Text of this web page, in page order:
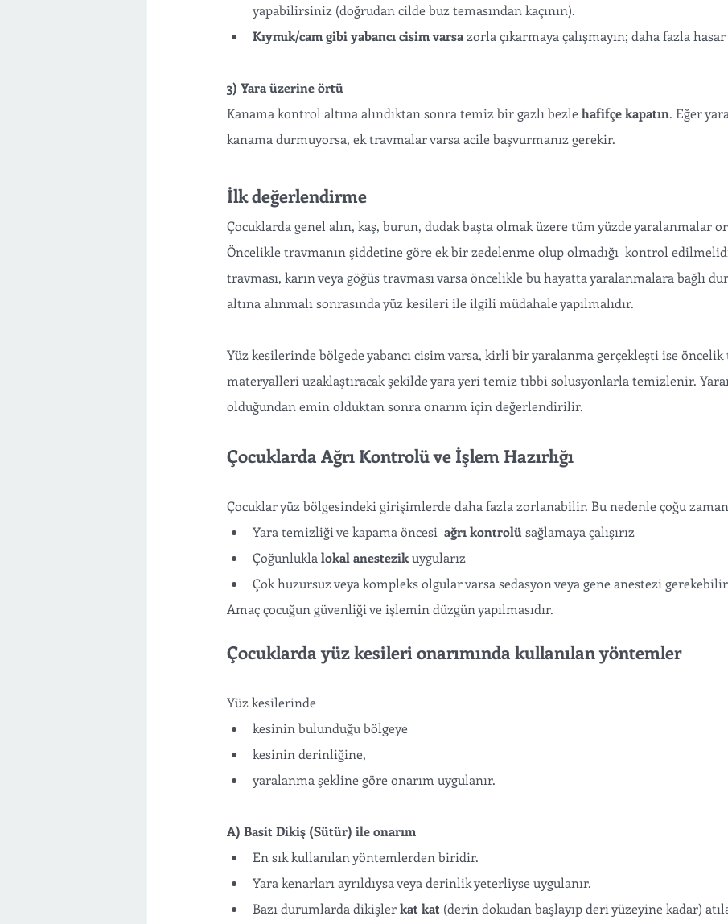
yapabilirsiniz (doğrudan cilde buz temasından kaçının).
Kıymık/cam gibi yabancı cisim varsa zorla çıkarmaya çalışmayın; daha fazla
3) Yara üzerine örtü
Kanama kontrol altına alındıktan sonra temiz bir gazlı bezle hafifçe kapatın. Eğer
kanama durmuyorsa, ek travmalar varsa acile başvurmanız gerekir.
İlk değerlendirme
Çocuklarda genel alın, kaş, burun, dudak başta olmak üzere tüm yüzde yaralanmalar
Öncelikle travmanın şiddetine göre ek bir zedelenme olup olmadığı  kontrol
travması, karın veya göğüs travması varsa öncelikle bu hayatta yaralanmalara bağlı
altına alınmalı sonrasında yüz kesileri ile ilgili müdahale yapılmalıdır.
Yüz kesilerinde bölgede yabancı cisim varsa, kirli bir yaralanma gerçekleşti ise öncelik
materyalleri uzaklaştıracak şekilde yara yeri temiz tıbbi solusyonlarla temizlenir.
olduğundan emin olduktan sonra onarım için değerlendirilir.
Çocuklarda Ağrı Kontrolü ve İşlem Hazırlığı
Çocuklar yüz bölgesindeki girişimlerde daha fazla zorlanabilir. Bu nedenle çoğu
Yara temizliği ve kapama öncesi ağrı kontrolü sağlamaya çalışırız
Çoğunlukla lokal anestezik uygularız
Çok huzursuz veya kompleks olgular varsa sedasyon veya gene anestezi
Amaç çocuğun güvenliği ve işlemin düzgün yapılmasıdır.
Çocuklarda yüz kesileri onarımında kullanılan yöntemler
Yüz kesilerinde
kesinin bulunduğu bölgeye
kesinin derinliğine,
yaralanma şekline göre onarım uygulanır.
A) Basit Dikiş (Sütür) ile onarım
En sık kullanılan yöntemlerden biridir.
Yara kenarları ayrıldıysa veya derinlik yeterliyse uygulanır.
Bazı durumlarda dikişler kat kat (derin dokudan başlayıp deri yüzeyine kadar)